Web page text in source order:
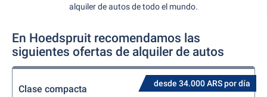
alquiler de autos de todo el mundo.
En Hoedspruit recomendamos las
siguientes ofertas de alquiler de autos
desde 34.000 ARS por día
Clase compacta